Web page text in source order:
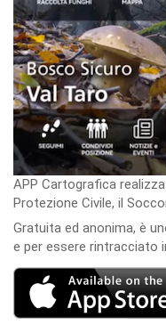
APP Cartografica
Protezione Civile, il
Gratuita ed anonima, è
e per essere rintracciato